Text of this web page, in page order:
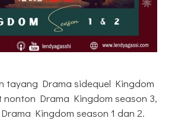
tayang Drama sidequel Kingdom
nonton Drama Kingdom season 3,
Kingdom season 1 dan 2.